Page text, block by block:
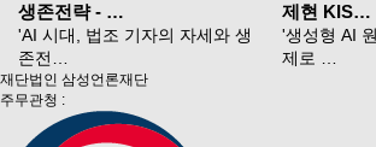
생존전략 - …
'AI 시대, 법조 기자의 자세와 생
존전…
제현 KIS…
'생성형 AI
제로 …
재단법인 삼성언론재단
주무관청 :